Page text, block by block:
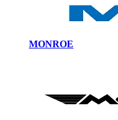
MONROE